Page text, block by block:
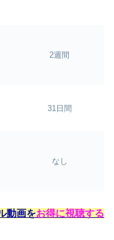
2週間
31日間
なし
動画をお得に視聴する